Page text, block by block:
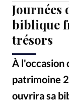
Monde
Bible
Toute l'actualité
Devise:
CHF
Journées
biblique
trésors
À l'occasion
patrimoine
ouvrira sa